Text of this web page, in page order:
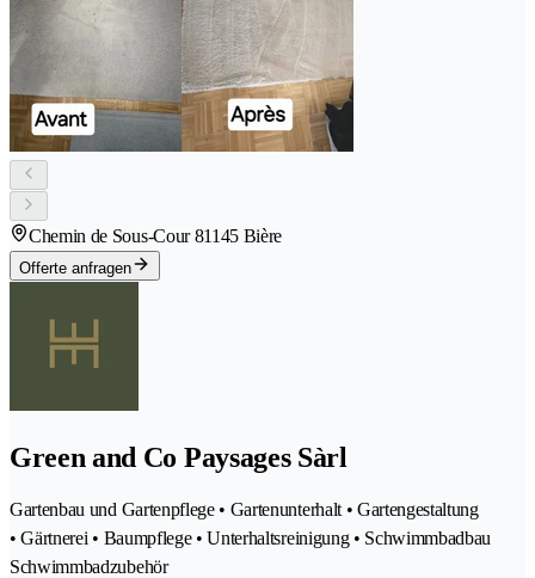
Chemin de Sous-Cour 81145 Bière
Offerte anfragen
Green and Co Paysages Sàrl
Gartenbau und Gartenpflege • Gartenunterhalt • Gartengestaltung
• Gärtnerei • Baumpflege • Unterhaltsreinigung • Schwimmbadbau
Schwimmbadzubehör